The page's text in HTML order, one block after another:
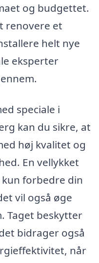
og budgettet.
renovere et
helt nye
eksperter
speciale i
kan du sikre, at
høj kvalitet og
En vellykket
forbedre din
vil også øge
Taget beskytter
bidrager også
når